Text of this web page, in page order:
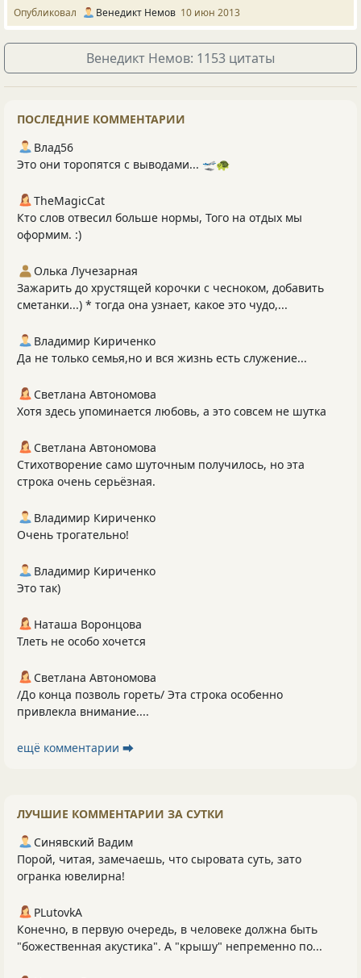
Опубликовал Венедикт Немов 10 июн 2013
Венедикт Немов: 1153 цитаты
ПОСЛЕДНИЕ КОММЕНТАРИИ
Влад56
Это они торопятся с выводами... 🛫🐢
TheMagicCat
Кто слов отвесил больше нормы, Того на отдых мы
оформим. :)
Олька Лучезарная
Зажарить до хрустящей корочки с чесноком, добавить
сметанки...) * тогда она узнает, какое это чудо,...
Владимир Кириченко
Да не только семья,но и вся жизнь есть служение...
Светлана Автономова
Хотя здесь упоминается любовь, а это совсем не шутка
Светлана Автономова
Стихотворение само шуточным получилось, но эта
строка очень серьёзная.
Владимир Кириченко
Очень трогательно!
Владимир Кириченко
Это так)
Наташа Воронцова
Тлеть не особо хочется
Светлана Автономова
/До конца позволь гореть/ Эта строка особенно
привлекла внимание....
ещё комментарии ⮕
ЛУЧШИЕ КОММЕНТАРИИ ЗА СУТКИ
Синявский Вадим
Порой, читая, замечаешь, что сыровата суть, зато
огранка ювелирна!
PLutоvkА
Конечно, в первую очередь, в человеке должна быть
"божественная акустика". А "крышу" непременно по...